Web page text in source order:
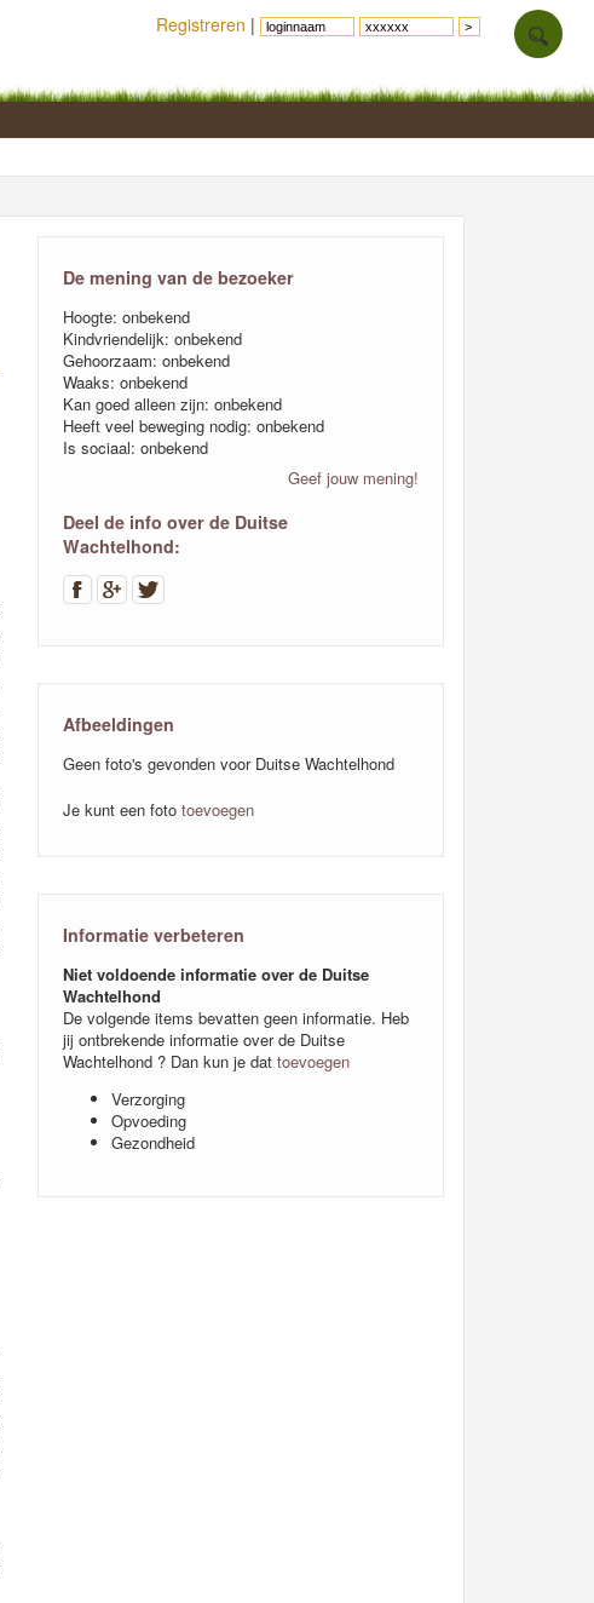
De mening van de bezoeker
Hoogte: onbekend
Kindvriendelijk: onbekend
Gehoorzaam: onbekend
Waaks: onbekend
Kan goed alleen zijn: onbekend
Heeft veel beweging nodig: onbekend
Is sociaal: onbekend
Geef jouw mening!
Deel de info over de Duitse
Wachtelhond:
Afbeeldingen
Geen foto's gevonden voor Duitse Wachtelhond
Je kunt een foto toevoegen
Informatie verbeteren
Niet voldoende informatie over de Duitse
Wachtelhond
De volgende items bevatten geen informatie. Heb
jij ontbrekende informatie over de Duitse
Wachtelhond ? Dan kun je dat toevoegen
Verzorging
Opvoeding
Gezondheid
Registreren |